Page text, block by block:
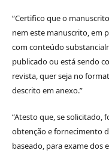
“Certifico que o
nem este manuscrito, em
com conteúdo
publicado ou está sendo
revista, quer seja no
descrito em anexo.”
“Atesto que, se solicitado,
obtenção e fornecimento
baseado, para exame dos